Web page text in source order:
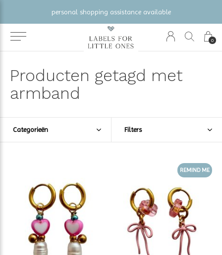
0
gratis verzending vanaf €100 (NL/BE/DE)
Producten getagd met
armband
Categorieën Filters
REMIND ME